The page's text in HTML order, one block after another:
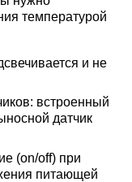
температурой
и не
встроенный
датчик
(on/off) при
питающей